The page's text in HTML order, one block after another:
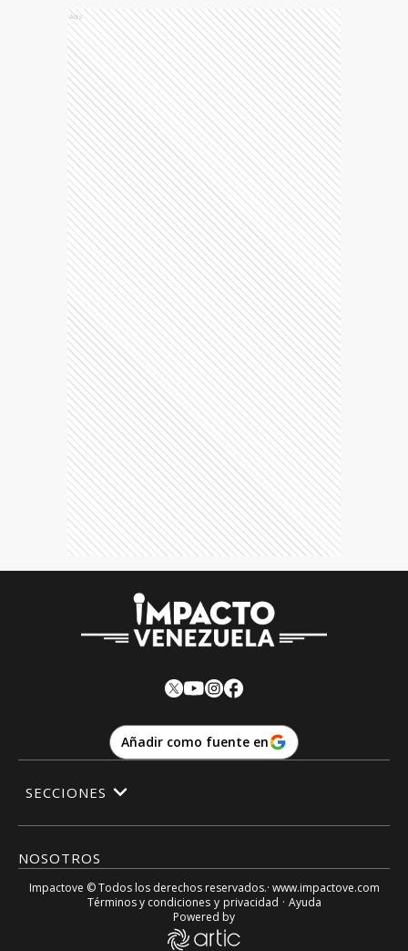
Ads
Añadir como fuente en
NOSOTROS
SECCIONES
Impactove © Todos los derechos reservados.· www.impactove.com
Términos y condiciones y privacidad · Ayuda
Powered by